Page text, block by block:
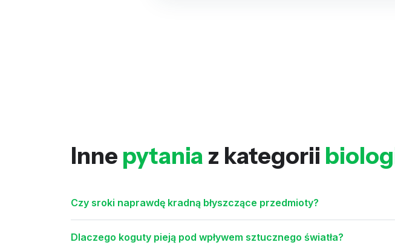
Inne pytania z kategorii
Czy sroki naprawdę kradną błyszczące przedmioty?
Dlaczego koguty pieją pod wpływem sztucznego światła?